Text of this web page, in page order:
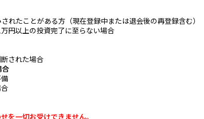
れたことがある方（現在登録中または退会後の再登録含む）
円以上の投資完了に至らない場合
された場合
合
備
合
を一切お受けできません。